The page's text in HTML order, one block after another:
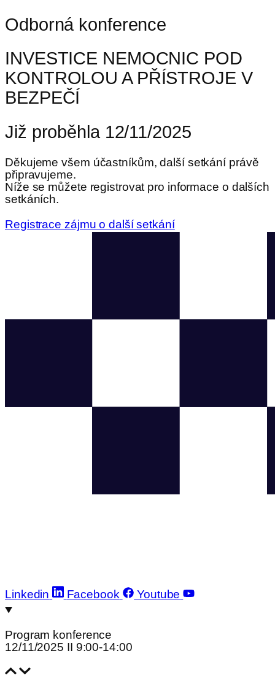
Odborná konference
INVESTICE NEMOCNIC POD
KONTROLOU A PŘÍSTROJE V
BEZPEČÍ
Již proběhla 12/11/2025
Děkujeme všem účastníkům, další setkání právě
připravujeme.
Níže se můžete registrovat pro informace o dalších
setkáních.
Registrace zájmu o další setkání
Linkedin Facebook Youtube
Program konference​
12/11/2025 II 9:00-14:00